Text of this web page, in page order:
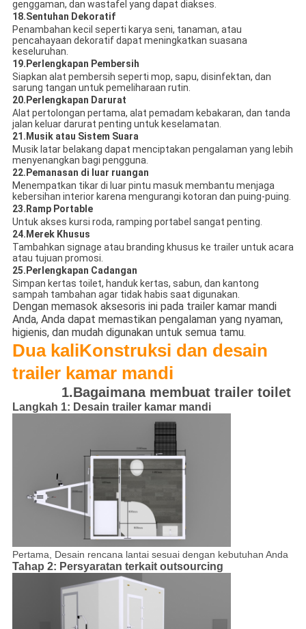
genggaman, dan wastafel yang dapat diakses.
18.Sentuhan Dekoratif
Penambahan kecil seperti karya seni, tanaman, atau
pencahayaan dekoratif dapat meningkatkan suasana
keseluruhan.
19. Perlengkapan Pembersih
Siapkan alat pembersih seperti mop, sapu, disinfektan, dan
sarung tangan untuk pemeliharaan rutin.
20. Perlengkapan Darurat
Alat pertolongan pertama, alat pemadam kebakaran, dan tanda
jalan keluar darurat penting untuk keselamatan.
21. Musik atau Sistem Suara
Musik latar belakang dapat menciptakan pengalaman yang lebih
menyenangkan bagi pengguna.
22. Pemanasan di luar ruangan
Menempatkan tikar di luar pintu masuk membantu menjaga
kebersihan interior karena mengurangi kotoran dan puing-puing.
23. Ramp Portable
Untuk akses kursi roda, ramping portabel sangat penting.
24. Merek Khusus
Tambahkan signage atau branding khusus ke trailer untuk acara
atau tujuan promosi.
25. Perlengkapan Cadangan
Simpan kertas toilet, handuk kertas, sabun, dan kantong
sampah tambahan agar tidak habis saat digunakan.
Dengan memasok aksesoris ini pada trailer kamar mandi
Anda, Anda dapat memastikan pengalaman yang nyaman,
higienis, dan mudah digunakan untuk semua tamu.
Dua kaliKonstruksi dan desain
trailer kamar mandi
1.Bagaimana membuat trailer toilet
Langkah 1: Desain trailer kamar mandi
Pertama, Desain rencana lantai sesuai dengan kebutuhan Anda
Tahap 2: Persyaratan terkait outsourcing